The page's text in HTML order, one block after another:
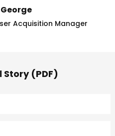
Acquisition Manager
Story (PDF)